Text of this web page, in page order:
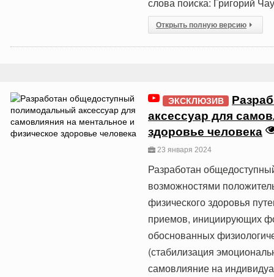
Открыть полную версию
ЭКСКЛЮЗИВ
аксессуар для
здоровье человека
23 января 2024
Разработан
возможностями
физического здоровья
приемов, инициирующих
обоснованных
(стабилизация
самовлияние на